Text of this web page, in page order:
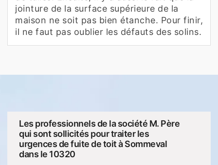
jointure de la surface supérieure de la
maison ne soit pas bien étanche. Pour finir,
il ne faut pas oublier les défauts des solins.
Les professionnels de la société M. Père
qui sont sollicités pour traiter les
urgences de fuite de toit à Sommeval
dans le 10320